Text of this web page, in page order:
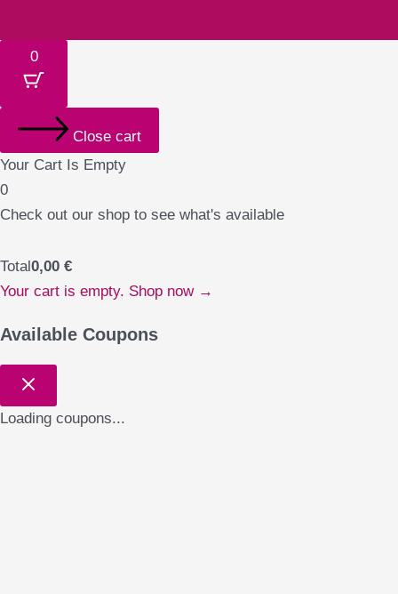
0
Close cart
Your Cart Is Empty
0
Check out our shop to see what's available
Total0,00 €
Your cart is empty. Shop now →
Available Coupons
Loading coupons...